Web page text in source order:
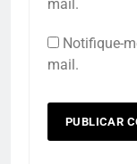
mail.
Notifique-
mail.